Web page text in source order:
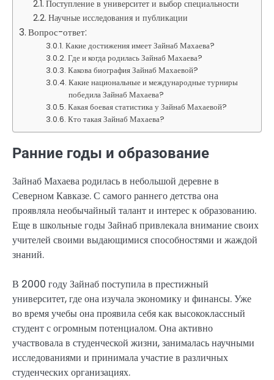
Поступление в университет и выбор специальности
Научные исследования и публикации
Вопрос-ответ:
Какие достижения имеет Зайнаб Махаева?
Где и когда родилась Зайнаб Махаева?
Какова биография Зайнаб Махаевой?
Какие национальные и международные турниры
победила Зайнаб Махаева?
Какая боевая статистика у Зайнаб Махаевой?
Кто такая Зайнаб Махаева?
Ранние годы и образование
Зайнаб Махаева родилась в небольшой деревне в
Северном Кавказе. С самого раннего детства она
проявляла необычайный талант и интерес к образованию.
Еще в школьные годы Зайнаб привлекала внимание своих
учителей своими выдающимися способностями и жаждой
знаний.
В 2000 году Зайнаб поступила в престижный
университет, где она изучала экономику и финансы. Уже
во время учебы она проявила себя как высококлассный
студент с огромным потенциалом. Она активно
участвовала в студенческой жизни, занималась научными
исследованиями и принимала участие в различных
студенческих организациях.